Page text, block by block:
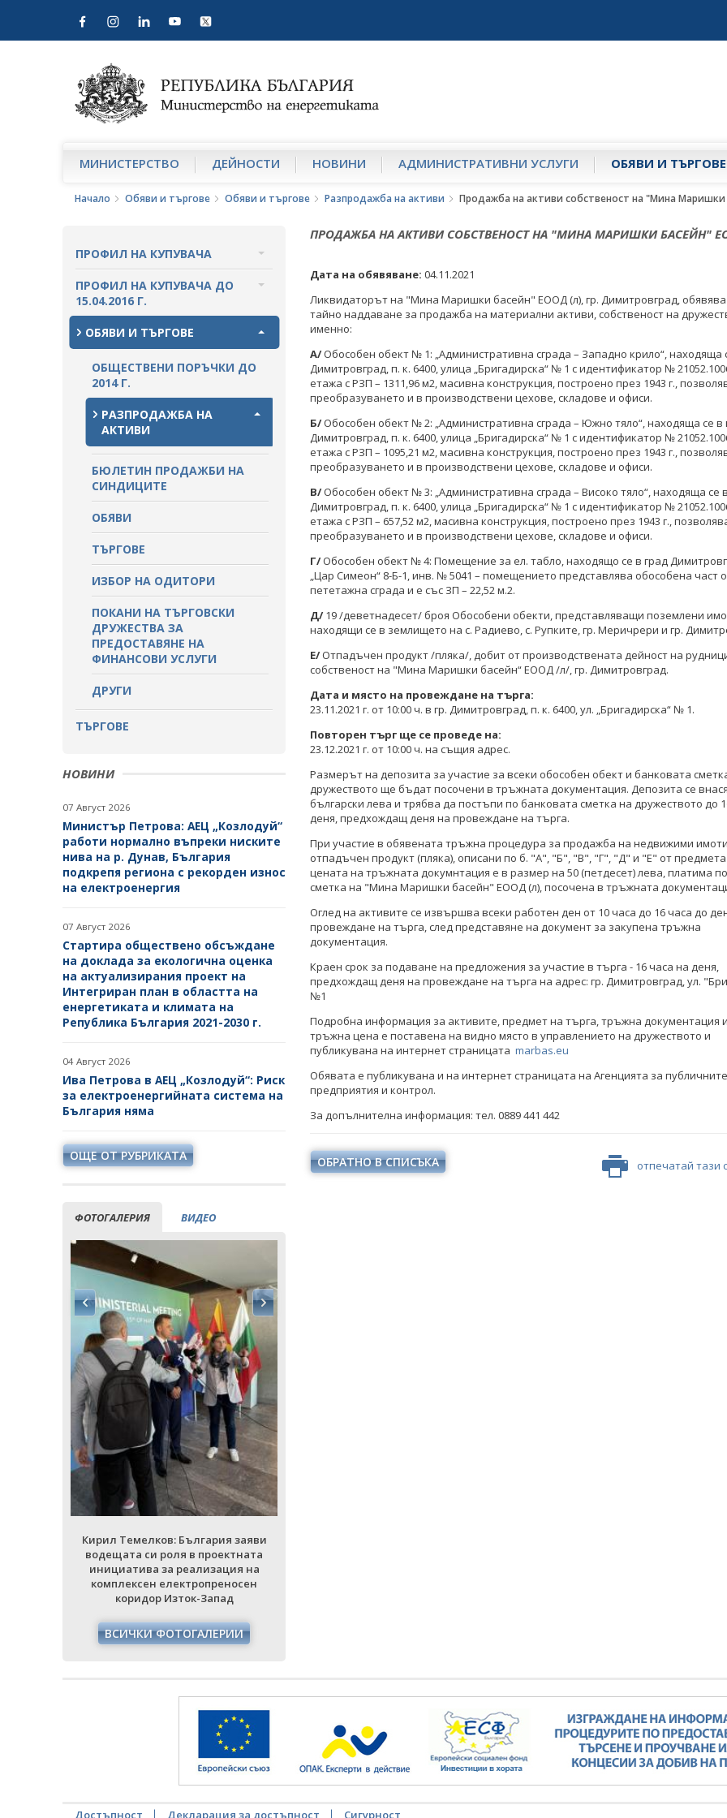
МИНИСТЕРСТВО ДЕЙНОСТИ НОВИНИ АДМИНИСТРАТИВНИ УСЛУГИ ОБЯВИ И ТЪРГОВЕ
Начало Обяви и търгове Обяви и търгове Разпродажба на активи Продажба на активи собственост на "Мина
ПРОФИЛ НА КУПУВАЧА
ВЪТРЕШНИ ПРАВИЛА И
ДОКУМЕНТИ
ПРОЦЕДУРИ
СЪБИРАНЕ НА ОФЕРТИ С ОБЯВИ
ПАЗАРНИ КОНСУЛТАЦИИ
СТАНОВИЩА НА АОП
ОБЯВЛЕНИЯ ЗА ПРЕДВАРИТЕЛНА
ИНФОРМАЦИЯ
ПРОФИЛ НА КУПУВАЧА ДО
15.04.2016 Г.
ВЪТРЕШНИ ПРАВИЛА И
ДОКУМЕНТИ
ПРОЦЕДУРИ
ПУБЛИЧНИ ПОКАНИ
ПОКАНИ
ОБЯВЛЕНИЯ ЗА ПРЕДВАРИТЕЛНА
ИНФОРМАЦИЯ
ПРЕДВАРИТЕЛЕН КОНТРОЛ
СТАНОВИЩА НА АОП ПО
ЗАПИТВАНИЯ
ОБЯВИ И ТЪРГОВЕ
ОБЩЕСТВЕНИ ПОРЪЧКИ ДО
2014 Г.
РАЗПРОДАЖБА НА
АКТИВИ
БЮЛЕТИН ПРОДАЖБИ НА
СИНДИЦИТЕ
ОБЯВИ
ТЪРГОВЕ
ИЗБОР НА ОДИТОРИ
ПОКАНИ НА ТЪРГОВСКИ
ДРУЖЕСТВА ЗА
ПРЕДОСТАВЯНЕ НА
ФИНАНСОВИ УСЛУГИ
ДРУГИ
ТЪРГОВЕ
НОВИНИ
07 Август 2026
Министър Петрова: АЕЦ „Козлодуй“
работи нормално въпреки ниските
нива на р. Дунав, България
подкрепя региона с рекорден износ
на електроенергия
07 Август 2026
Стартира обществено обсъждане
на доклада за екологична оценка
на актуализирания проект на
Интегриран план в областта на
енергетиката и климата на
Република България 2021-2030 г.
04 Август 2026
Ива Петрова в АЕЦ „Козлодуй“: Риск
за електроенергийната система на
България няма
ОЩЕ ОТ РУБРИКАТА
ФОТОГАЛЕРИЯ ВИДЕО
Кирил Темелков: България заяви
водещата си роля в проектната
инициатива за реализация на
комплексен електропреносен
коридор Изток-Запад
ВСИЧКИ ФОТОГАЛЕРИИ
ПРОДАЖБА НА АКТИВИ СОБСТВЕНОСТ НА "МИНА МАРИШКИ БАСЕЙН"
Дата на обявяване: 04.11.2021
Ликвидаторът на "Мина Маришки басейн" ЕООД (л), гр. Димитровград, обявява
тайно наддаване за продажба на материални активи, собственост на
именно:
А/Обособен обект № 1: „Административна сграда – Западно крило“, находяща
Димитровград, п. к. 6400, улица „Бригадирска“ № 1 с идентификатор №
етажа с РЗП – 1311,96 м2, масивна конструкция, построено през 1943 г.,
преобразуването и в производствени цехове, складове и офиси.
Б/Обособен обект № 2: „Административна сграда – Южно тяло“, находяща се в
Димитровград, п. к. 6400, улица „Бригадирска“ № 1 с идентификатор №
етажа с РЗП – 1095,21 м2, масивна конструкция, построено през 1943 г.,
преобразуването и в производствени цехове, складове и офиси.
В/Обособен обект № 3: „Административна сграда – Високо тяло“, находяща се
Димитровград, п. к. 6400, улица „Бригадирска“ № 1 с идентификатор №
етажа с РЗП – 657,52 м2, масивна конструкция, построено през 1943 г.,
преобразуването и в производствени цехове, складове и офиси.
Г/Обособен обект № 4: Помещение за ел. табло, находящо се в град
„Цар Симеон“ 8-Б-1, инв. № 5041 – помещението представлява обособена част
пететажна сграда и е със ЗП – 22,52 м.2.
Д/19 /деветнадесет/ броя Обособени обекти, представляващи поземлени
находящи се в землището на с. Радиево, с. Рупките, гр. Меричрери и гр.
Е/Отпадъчен продукт /пляка/, добит от производствената дейност на
собственост на "Мина Маришки басейн“ ЕООД /л/, гр. Димитровград.
Дата и място на провеждане на търга:
23.11.2021 г. от 10:00 ч. в гр. Димитровград, п. к. 6400, ул. „Бригадирска“ № 1.
Повторен търг ще се проведе на:
23.12.2021 г. от 10:00 ч. на същия адрес.
Размерът на депозита за участие за всеки обособен обект и банковата
дружеството ще бъдат посочени в тръжната документация. Депозита се
български лева и трябва да постъпи по банковата сметка на дружеството до
деня, предхождащ деня на провеждане на търга.
При участие в обявената тръжна процедура за продажба на недвижими
отпадъчен продукт (пляка), описани по б. "А", "Б", "В", "Г", "Д" и "Е" от
цената на тръжната докумнтация е в размер на 50 (петдесет) лева, платима
сметка на "Мина Маришки басейн" ЕООД (л), посочена в тръжната
Оглед на активите се извършва всеки работен ден от 10 часа до 16 часа до
провеждане на търга, след представяне на документ за закупена тръжна
документация.
Краен срок за подаване на предложения за участие в търга - 16 часа на деня,
предхождащ деня на провеждане на търга на адрес: гр. Димитровград, ул.
№1
Подробна информация за активите, предмет на търга, тръжна документация
тръжна цена е поставена на видно място в управлението на дружеството и
публикувана на интернет страницата marbas.eu
Обявата е публикувана и на интернет страницата на Агенцията за публичните
предприятия и контрол.
За допълнителна информация: тел. 0889 441 442
ОБРАТНО В СПИСЪКА отпечатай тази
Достъпност Декларация за достъпност Сигурност